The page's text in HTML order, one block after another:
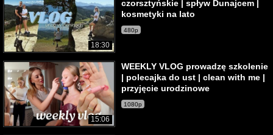
18:30
czorsztyńskie | spływ Dunajcem |
kosmetyki na lato
480p
15:06
WEEKLY VLOG prowadzę szkolenie
| polecajka do ust | clean with me |
przyjęcie urodzinowe
1080p